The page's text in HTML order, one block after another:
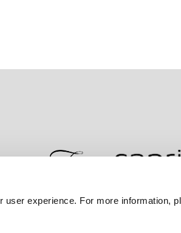
experience. For more information,